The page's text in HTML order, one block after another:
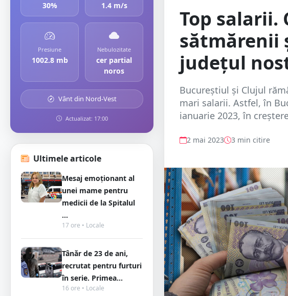
30% 1.4 m/s
Presiune
1002.8 mb
Nebulozitate
cer partial
noros
Vânt din Nord-Vest
Actualizat: 17:00
Ultimele articole
Mesaj emoționant al
unei mame pentru
medicii de la Spitalul
...
17 ore • Locale
Tânăr de 23 de ani,
recrutat pentru furturi
în serie. Primea...
16 ore • Locale
Top salarii.
sătmărenii
județul
Bucureştiul şi Clujul
mari salarii. Astfel, în
ianuarie 2023, în
2 mai 2023 3 min citire